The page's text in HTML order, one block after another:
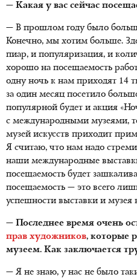
— Какая у вас сейчас
— В прошлом году было
Конечно, мы хотим больше.
пиар, и популяризация, и
хорошо на посещаемость
одну ночь к нам приходят 14
за один месяц посетило
популярной будет и акция
с международными музеями,
музей искусств приходит
Я считаю, что нам надо
наши международные
посещаемость будет
посещаемость — это всего
успешности выставки и музея
— Последнее время очень
прав художников, которые
музеем. Как заключается
— Я не знаю, у нас не было